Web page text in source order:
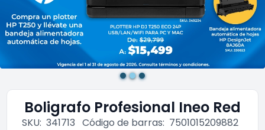
Boligrafo Profesional Ineo Red
SKU: 341713 Código de barras: 7501015209882